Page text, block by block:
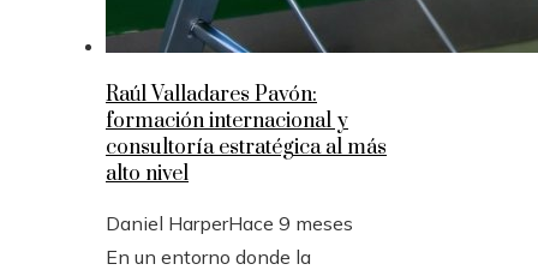
Raúl Valladares Pavón:
formación internacional y
consultoría estratégica al más
alto nivel
Daniel HarperHace 9 meses
En un entorno donde la